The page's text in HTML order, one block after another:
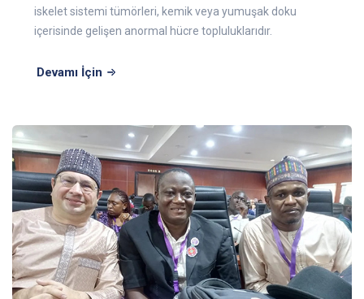
iskelet sistemi tümörleri, kemik veya yumuşak doku
içerisinde gelişen anormal hücre topluluklarıdır.
Devamı İçin